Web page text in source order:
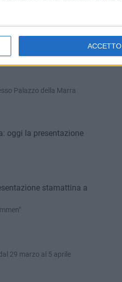
ACCETTO
grosse sorprese
campione 2025 Dalibor
invece per Gianluca
Palazzo della Marra
oggi la presentazione
stamattina a
29 marzo al 5 aprile